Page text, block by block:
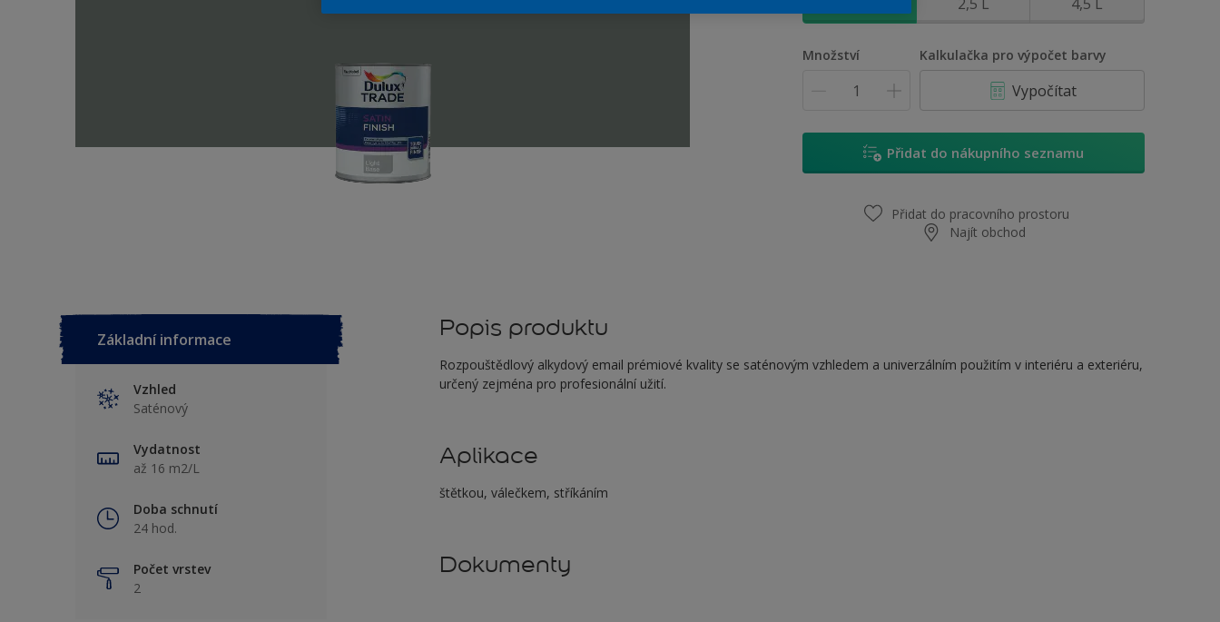
Množství Kalkulačka pro výpočet barvy
Vypočítat
Přidat do nákupního seznamu
Přidat do pracovního prostoru
Najít obchod
Základní informace
Vzhled
Saténový
Vydatnost
až 16 m2/L
Doba schnutí
24 hod.
Počet vrstev
2
Popis produktu
Rozpouštědlový alkydový email prémiové kvality se saténovým vzhledem a univerzálním použitím v interiéru a exteriéru,
určený zejména pro profesionální užití.
Aplikace
štětkou, válečkem, stříkáním
Dokumenty